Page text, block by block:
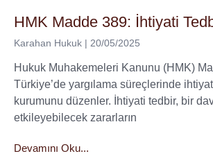
HMK Madde 389: İhtiyati
Karahan Hukuk 20/05/2025
Hukuk Muhakemeleri Kanunu (HMK)
Türkiye’de yargılama süreçlerinde
kurumunu düzenler. İhtiyati tedbir, bir
etkileyebilecek zararların
Devamını Oku...